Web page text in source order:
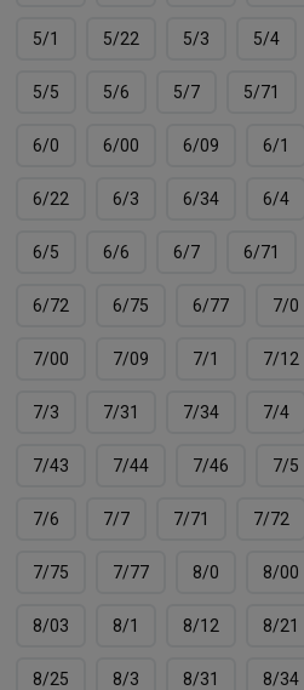
5/1 5/22 5/3 5/4
5/5 5/6 5/7 5/71
6/0 6/00 6/09 6/1
6/22 6/3 6/34 6/4
6/5 6/6 6/7 6/71
6/72 6/75 6/77 7/0
7/00 7/09 7/1 7/12
7/3 7/31 7/34 7/4
7/43 7/44 7/46 7/5
7/6 7/7 7/71 7/72
7/75 7/77 8/0 8/00
8/03 8/1 8/12 8/21
8/25 8/3 8/31 8/34